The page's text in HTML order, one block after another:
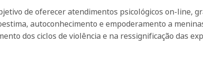
de oferecer atendimentos psicológicos on-line,
autoconhecimento e empoderamento a
dos ciclos de violência e na ressignificação das